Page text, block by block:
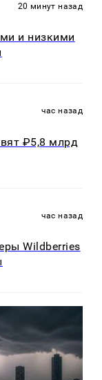
20 минут назад
и низкими
час назад
₽5,8 млрд
час назад
Wildberries